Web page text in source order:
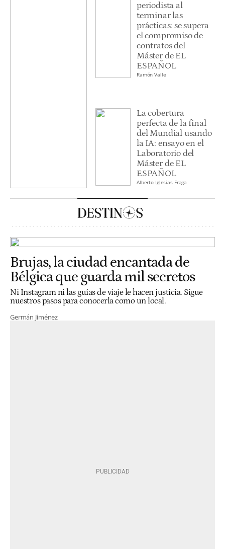
periodista al
terminar las
prácticas: se supera
el compromiso de
contratos del
Máster de EL
ESPAÑOL
Ramón Valle
La cobertura
perfecta de la final
del Mundial usando
la IA: ensayo en el
Laboratorio del
Máster de EL
ESPAÑOL
Alberto Iglesias Fraga
Brujas, la ciudad encantada de
Bélgica que guarda mil secretos
Ni Instagram ni las guías de viaje le hacen justicia. Sigue
nuestros pasos para conocerla como un local.
Germán Jiménez